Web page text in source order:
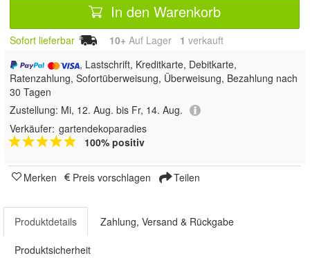
In den Warenkorb
Sofort lieferbar 10+ Auf Lager 1 verkauft
, Lastschrift, Kreditkarte, Debitkarte,
Ratenzahlung, Sofortüberweisung, Überweisung, Bezahlung nach
30 Tagen
Zustellung: Mi, 12. Aug. bis Fr, 14. Aug.
Verkäufer: gartendekoparadies
100% positiv
Merken Preis vorschlagen Teilen
Produktdetails Zahlung, Versand & Rückgabe
Produktsicherheit